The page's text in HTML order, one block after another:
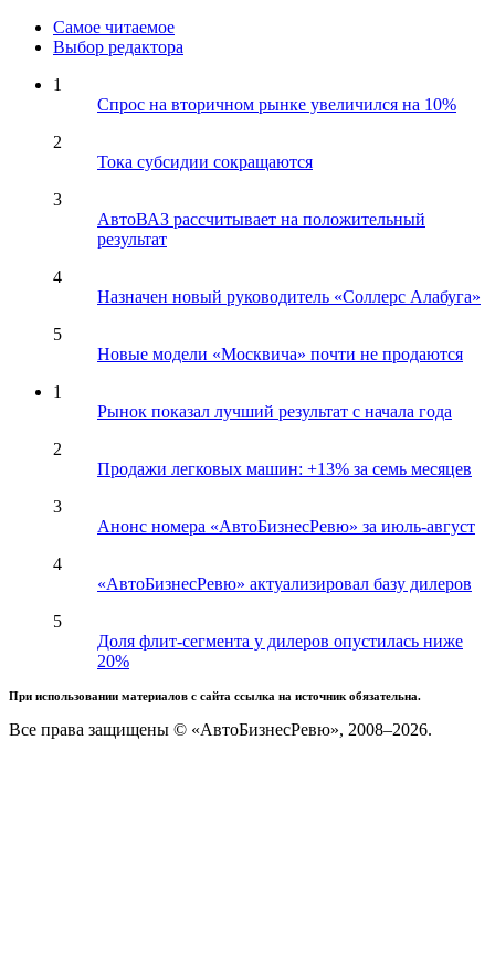
Самое читаемое
Выбор редактора
1
Спрос на вторичном рынке увеличился на 10%
2
Тока субсидии сокращаются
3
АвтоВАЗ рассчитывает на положительный
результат
4
Назначен новый руководитель «Соллерс Алабуга»
5
Новые модели «Москвича» почти не продаются
1
Рынок показал лучший результат с начала года
2
Продажи легковых машин: +13% за семь месяцев
3
Анонс номера «АвтоБизнесРевю» за июль-август
4
«АвтоБизнесРевю» актуализировал базу дилеров
5
Доля флит-сегмента у дилеров опустилась ниже
20%
При использовании материалов с сайта ссылка на источник обязательна.
Все права защищены © «АвтоБизнесРевю», 2008–2026.